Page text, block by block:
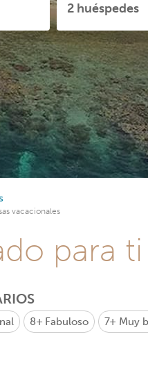
vacacionales
para ti
8+ Fabuloso 7+ Muy